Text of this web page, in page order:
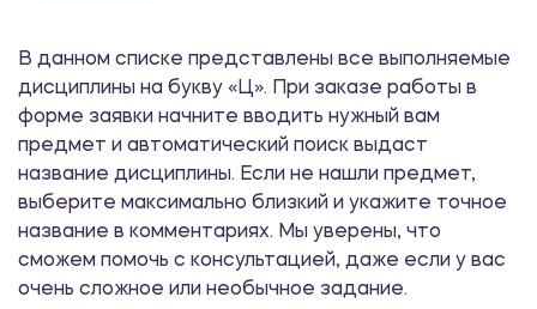
В данном списке представлены все выполняемые
дисциплины на букву «Ц». При заказе работы в
форме заявки начните вводить нужный вам
предмет и автоматический поиск выдаст
название дисциплины. Если не нашли предмет,
выберите максимально близкий и укажите точное
название в комментариях. Мы уверены, что
сможем помочь с консультацией, даже если у вас
очень сложное или необычное задание.